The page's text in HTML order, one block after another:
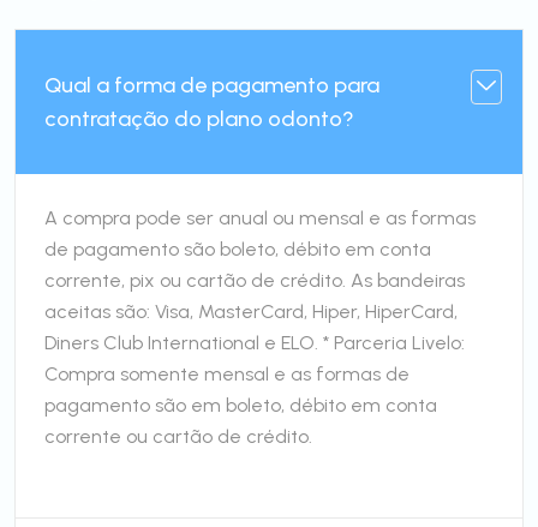
Qual a forma de pagamento para
contratação do plano odonto?
A compra pode ser anual ou mensal e as formas
de pagamento são boleto, débito em conta
corrente, pix ou cartão de crédito. As bandeiras
aceitas são: Visa, MasterCard, Hiper, HiperCard,
Diners Club International e ELO. * Parceria Livelo:
Compra somente mensal e as formas de
pagamento são em boleto, débito em conta
corrente ou cartão de crédito.